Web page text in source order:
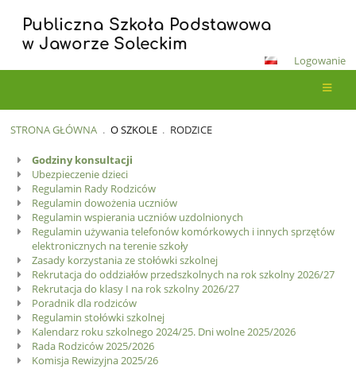
Publiczna Szkoła Podstawowa
w Jaworze Soleckim
Logowanie
STRONA GŁÓWNA . O SZKOLE . RODZICE
Rodzice
Godziny konsultacji
Ubezpieczenie dzieci
Regulamin Rady Rodziców
Regulamin dowożenia uczniów
Regulamin wspierania uczniów uzdolnionych
Regulamin używania telefonów komórkowych i innych sprzętów
elektronicznych na terenie szkoły
Zasady korzystania ze stołówki szkolnej
Rekrutacja do oddziałów przedszkolnych na rok szkolny 2026/27
Rekrutacja do klasy I na rok szkolny 2026/27
Poradnik dla rodziców
Regulamin stołówki szkolnej
Kalendarz roku szkolnego 2024/25. Dni wolne 2025/2026
Rada Rodziców 2025/2026
Komisja Rewizyjna 2025/26